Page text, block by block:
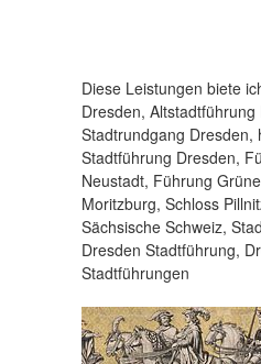
Diese Leistungen biete
Dresden, Altstadtführung
Stadtrundgang Dresden,
Stadtführung Dresden,
Neustadt, Führung
Moritzburg, Schloss
Sächsische Schweiz,
Dresden Stadtführung,
Stadtführungen